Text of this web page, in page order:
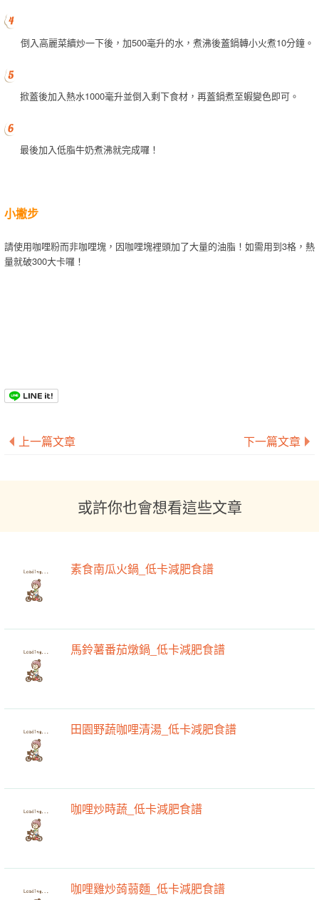
倒入高麗菜續炒一下後，加500毫升的水，煮沸後蓋鍋轉小火煮10分鐘。
掀蓋後加入熱水1000毫升並倒入剩下食材，再蓋鍋煮至蝦變色即可。
最後加入低脂牛奶煮沸就完成囉！
小撇步
請使用咖哩粉而非咖哩塊，因咖哩塊裡頭加了大量的油脂！如需用到3格，熱
量就破300大卡囉！
上一篇文章 下一篇文章
或許你也會想看這些文章
素食南瓜火鍋_低卡減肥食譜
馬鈴薯番茄燉鍋_低卡減肥食譜
田園野蔬咖哩清湯_低卡減肥食譜
咖哩炒時蔬_低卡減肥食譜
咖哩雞炒蒟蒻麵_低卡減肥食譜